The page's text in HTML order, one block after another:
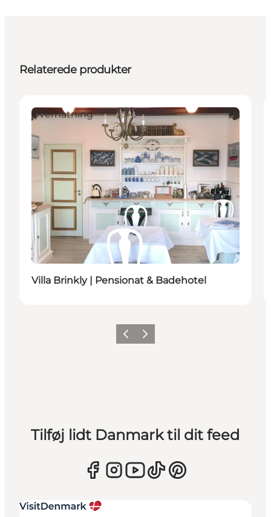
Relaterede produkter
Overnatning
Villa Brinkly | Pensionat & Badehotel
ForrigeNæste
Tilføj lidt Danmark til dit feed